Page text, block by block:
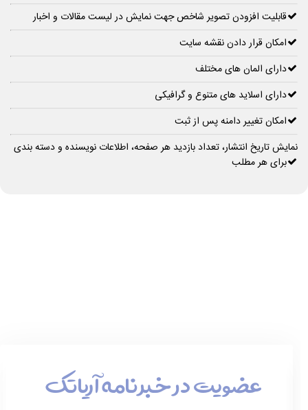
قابلیت افزودن تصویر شاخص جهت نمایش در لیست مقالات و اخبار
امکان قرار دادن نقشه سایت
دارای المان های مختلف
دارای اسلاید های متنوع و گرافیکی
امکان تغییر دامنه پس از ثبت
نمایش تاریخ انتشار، تعداد بازدید هر صفحه، اطلاعات نویسنده و دسته بندی
برای هر مطلب
عضویت در خبرنامه آریاتک